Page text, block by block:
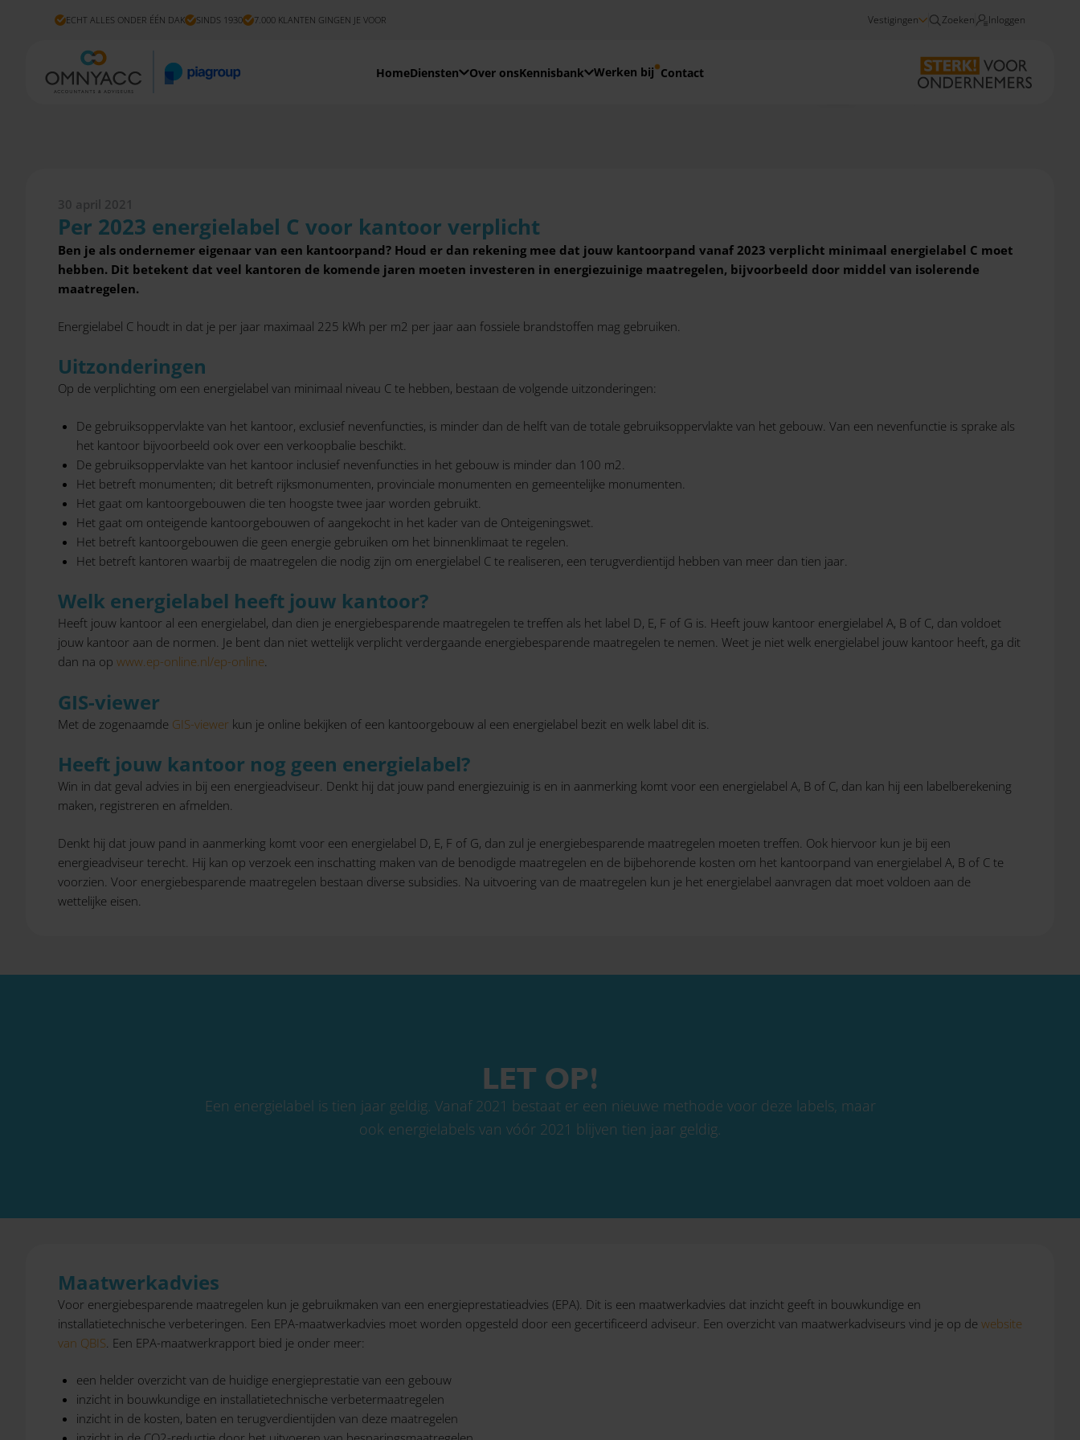
ECHT ALLES ONDER ÉÉN DAK SINDS 1930 7.000 KLANTEN GINGEN JE VOOR Vestigingen Zoeken Inloggen
HomeDiensten Over onsKennisbank Werken bij Contact
Per 2023 energielabel C voor kantoor verplicht
30 april 2021
Per 2023 energielabel C voor kantoor verplicht
Ben je als ondernemer eigenaar van een kantoorpand? Houd er dan rekening mee dat jouw kantoorpand vanaf 2023 verplicht minimaal energielabel C moet
hebben. Dit betekent dat veel kantoren de komende jaren moeten investeren in energiezuinige maatregelen, bijvoorbeeld door middel van isolerende
maatregelen.
Energielabel C houdt in dat je per jaar maximaal 225 kWh per m2 per jaar aan fossiele brandstoffen mag gebruiken.
Uitzonderingen
Op de verplichting om een energielabel van minimaal niveau C te hebben, bestaan de volgende uitzonderingen:
De gebruiksoppervlakte van het kantoor, exclusief nevenfuncties, is minder dan de helft van de totale gebruiksoppervlakte van het gebouw. Van een nevenfunctie is sprake als
het kantoor bijvoorbeeld ook over een verkoopbalie beschikt.
De gebruiksoppervlakte van het kantoor inclusief nevenfuncties in het gebouw is minder dan 100 m2.
Het betreft monumenten; dit betreft rijksmonumenten, provinciale monumenten en gemeentelijke monumenten.
Het gaat om kantoorgebouwen die ten hoogste twee jaar worden gebruikt.
Het gaat om onteigende kantoorgebouwen of aangekocht in het kader van de Onteigeningswet.
Het betreft kantoorgebouwen die geen energie gebruiken om het binnenklimaat te regelen.
Het betreft kantoren waarbij de maatregelen die nodig zijn om energielabel C te realiseren, een terugverdientijd hebben van meer dan tien jaar.
Welk energielabel heeft jouw kantoor?
Heeft jouw kantoor al een energielabel, dan dien je energiebesparende maatregelen te treffen als het label D, E, F of G is. Heeft jouw kantoor energielabel A, B of C, dan voldoet
jouw kantoor aan de normen. Je bent dan niet wettelijk verplicht verdergaande energiebesparende maatregelen te nemen. Weet je niet welk energielabel jouw kantoor heeft, ga dit
dan na op www.ep-online.nl/ep-online.
GIS-viewer
Met de zogenaamde GIS-viewer kun je online bekijken of een kantoorgebouw al een energielabel bezit en welk label dit is.
Heeft jouw kantoor nog geen energielabel?
Win in dat geval advies in bij een energieadviseur. Denkt hij dat jouw pand energiezuinig is en in aanmerking komt voor een energielabel A, B of C, dan kan hij een labelberekening
maken, registreren en afmelden.
Denkt hij dat jouw pand in aanmerking komt voor een energielabel D, E, F of G, dan zul je energiebesparende maatregelen moeten treffen. Ook hiervoor kun je bij een
energieadviseur terecht. Hij kan op verzoek een inschatting maken van de benodigde maatregelen en de bijbehorende kosten om het kantoorpand van energielabel A, B of C te
voorzien. Voor energiebesparende maatregelen bestaan diverse subsidies. Na uitvoering van de maatregelen kun je het energielabel aanvragen dat moet voldoen aan de
wettelijke eisen.
LET OP!
Een energielabel is tien jaar geldig. Vanaf 2021 bestaat er een nieuwe methode voor deze labels, maar
ook energielabels van vóór 2021 blijven tien jaar geldig.
Maatwerkadvies
Voor energiebesparende maatregelen kun je gebruikmaken van een energieprestatieadvies (EPA). Dit is een maatwerkadvies dat inzicht geeft in bouwkundige en
installatietechnische verbeteringen. Een EPA-maatwerkadvies moet worden opgesteld door een gecertificeerd adviseur. Een overzicht van maatwerkadviseurs vind je op de website
van QBIS . Een EPA-maatwerkrapport bied je onder meer:
een helder overzicht van de huidige energieprestatie van een gebouw
inzicht in bouwkundige en installatietechnische verbetermaatregelen
inzicht in de kosten, baten en terugverdientijden van deze maatregelen